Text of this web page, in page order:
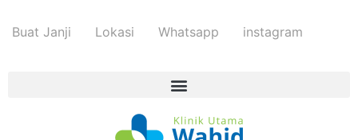
Buat Janji Lokasi Whatsapp instagram